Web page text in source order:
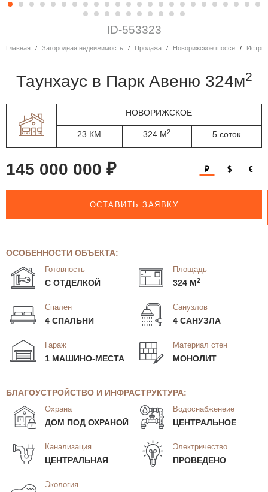
ID-553323
Главная Загородная недвижимость Продажа Новорижское шоссе
таунхаус в Парк Авеню 324м2
НОВОРИЖСКОЕ
23 КМ 324 М2 5 соток
145 000 000 ₽ ₽ $ €
ОСТАВИТЬ ЗАЯВКУ
ОСОБЕННОСТИ ОБЪЕКТА:
Готовность
С ОТДЕЛКОЙ
Площадь
324 М2
Спален
4 СПАЛЬНИ
Санузлов
4 САНУЗЛА
Гараж
1 МАШИНО-МЕСТА
Материал стен
МОНОЛИТ
БЛАГОУСТРОЙСТВО И ИНФРАСТРУКТУРА:
Охрана
ДОМ ПОД ОХРАНОЙ
Водоснабженеие
ЦЕНТРАЛЬНОЕ
Канализация
ЦЕНТРАЛЬНАЯ
Электричество
ПРОВЕДЕНО
Экология